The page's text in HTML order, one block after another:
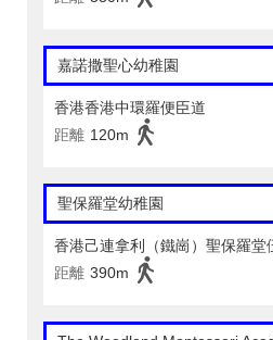
嘉諾撒聖心幼稚園
香港香港中環羅便臣道
距離 120m
聖保羅堂幼稚園
香港己連拿利（鐵崗）聖保羅堂
距離 390m